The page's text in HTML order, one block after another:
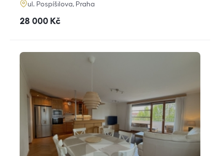
adresa
ul. Pospíšilova, Praha
cena
28 000 Kč